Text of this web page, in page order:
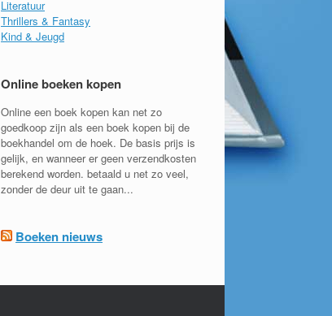
Literatuur
Thrillers & Fantasy
Kind & Jeugd
Online boeken kopen
Online een boek kopen kan net zo
goedkoop zijn als een boek kopen bij de
boekhandel om de hoek. De basis prijs is
gelijk, en wanneer er geen verzendkosten
berekend worden. betaald u net zo veel,
zonder de deur uit te gaan...
Boeken nieuws